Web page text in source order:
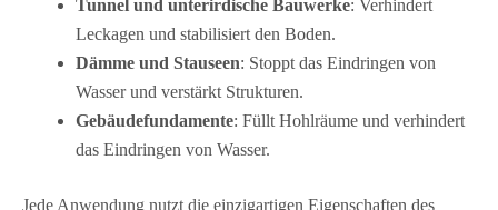
Tunnel und unterirdische Bauwerke: Verhindert
Leckagen und stabilisiert den Boden.
Dämme und Stauseen: Stoppt das Eindringen von
Wasser und verstärkt Strukturen.
Gebäudefundamente: Füllt Hohlräume und verhindert
das Eindringen von Wasser.
Jede Anwendung nutzt die einzigartigen Eigenschaften des